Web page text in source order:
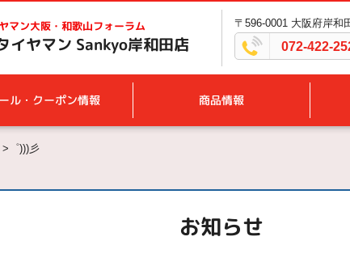
マン大阪・和歌山フォーラム
イヤマン Sankyo岸和田店
〒596-0001 大阪府岸和
072-422-
ル・クーポン情報 商品情報
゜)))彡
お知らせ